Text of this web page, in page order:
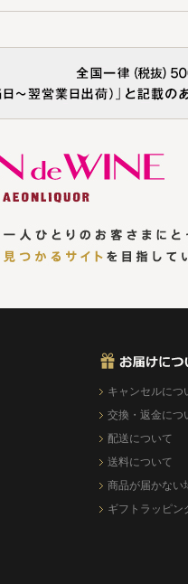
キャンセルにつ
交換・返金につ
配送について
送料について
商品が届かない
ギフトラッピン